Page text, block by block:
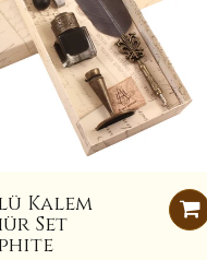
Kalem
Set